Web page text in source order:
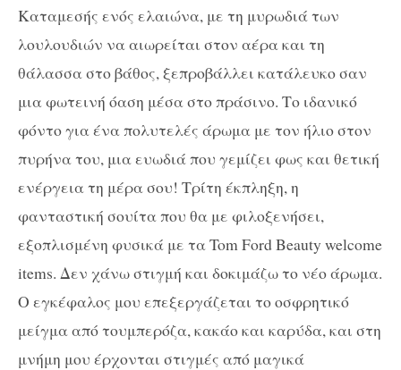
Καταμεσής ενός ελαιώνα, με τη μυρωδιά των
λουλουδιών να αιωρείται στον αέρα και τη
θάλασσα στο βάθος, ξεπροβάλλει κατάλευκο σαν
μια φωτεινή όαση μέσα στο πράσινο. Το ιδανικό
φόντο για ένα πολυτελές άρωμα με τον ήλιο στον
πυρήνα του, μια ευωδιά που γεμίζει φως και θετική
ενέργεια τη μέρα σου! Τρίτη έκπληξη, η
φανταστική σουίτα που θα με φιλοξενήσει,
εξοπλισμένη φυσικά με τα Tom Ford Beauty welcome
items. Δεν χάνω στιγμή και δοκιμάζω το νέο άρωμα.
Ο εγκέφαλος μου επεξεργάζεται το οσφρητικό
μείγμα από τουμπερόζα, κακάο και καρύδα, και στη
μνήμη μου έρχονται στιγμές από μαγικά